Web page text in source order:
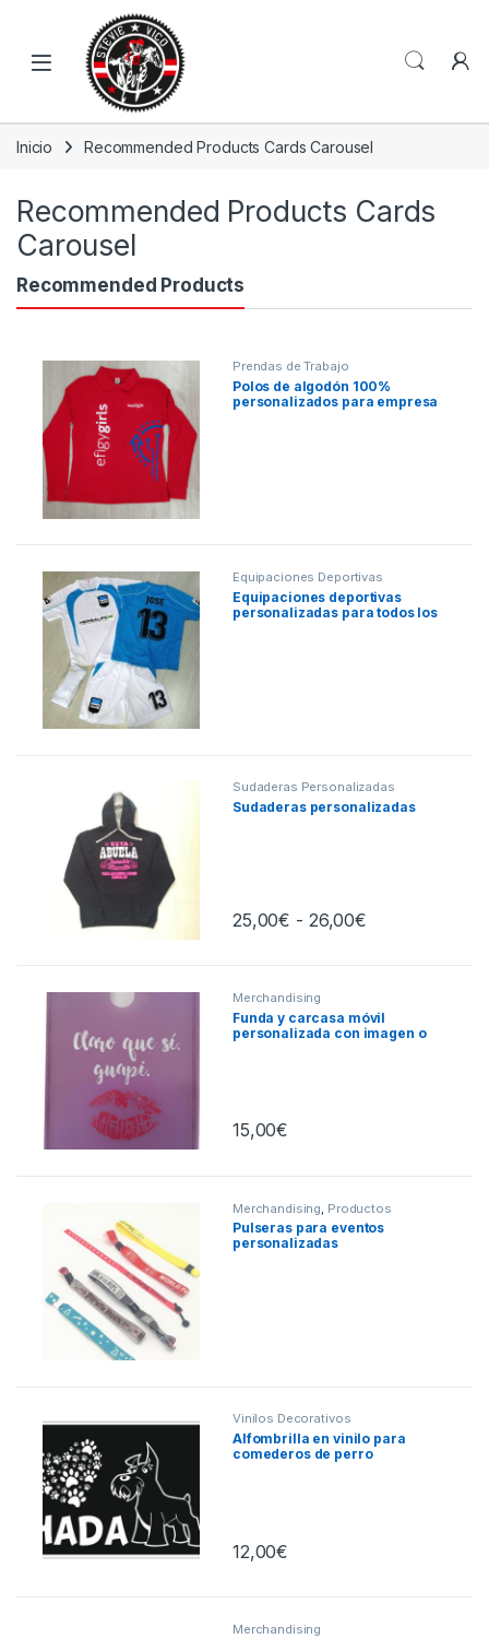
Skip to navigation
Open
Inicio Recommended Products Cards Carousel
Recommended Products Cards
Carousel
Recommended Products
Prendas de Trabajo
Polos de algodón 100%
personalizados para empresa
Equipaciones Deportivas
Equipaciones deportivas
personalizadas para todos los
Sudaderas Personalizadas
Sudaderas personalizadas
25,00€ - 26,00€
Este producto tiene múltiples
Merchandising
Funda y carcasa móvil
personalizada con imagen o
15,00€
Merchandising Productos
Personalizados
Pulseras para eventos
personalizadas
Vinilos Decorativos
Alfombrilla en vinilo para
comederos de perro
12,00€
Merchandising